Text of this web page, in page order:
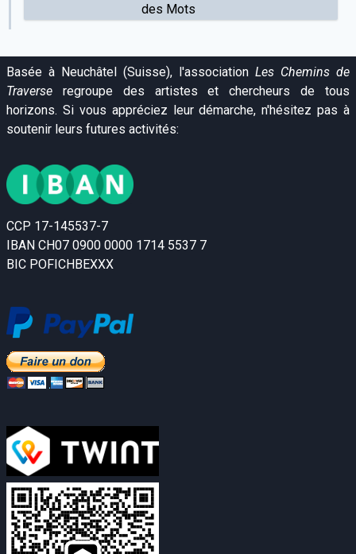
des Mots
Basée à Neuchâtel (Suisse), l'association Les Chemins de
Traverse regroupe des artistes et chercheurs de tous
horizons. Si vous appréciez leur démarche, n'hésitez pas à
soutenir leurs futures activités:
CCP 17-145537-7
IBAN CH07 0900 0000 1714 5537 7
BIC POFICHBEXXX